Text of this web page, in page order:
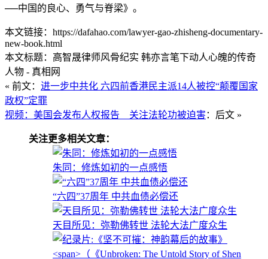
──中国的良心、勇气与脊梁》。
本文链接：https://dafahao.com/lawyer-gao-zhisheng-documentary-
new-book.html
本文标题：高智晟律师风骨纪实 韩亦言笔下动人心魄的传奇
人物 - 真相网
« 前文： 进一步中共化 六四前香港民主派14人被控“颠覆国家
政权”定罪
视频：美国会发布人权报告 关注法轮功被迫害 ：后文 »
关注更多相关文章：
朱同：修炼如初的一点感悟
“六四”37周年 中共血债必偿还
天目所见：弥勒佛转世 法轮大法广度众生